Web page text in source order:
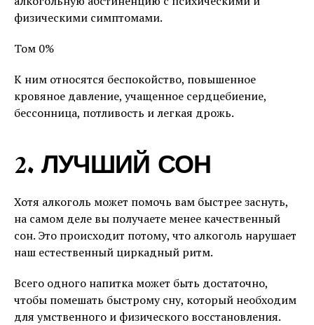
физическими симптомами.
Том 0%
К ним относятся беспокойство, повышенное
кровяное давление, учащенное сердцебиение,
бессонница, потливость и легкая дрожь.
2. ЛУЧШИЙ СОН
Хотя алкоголь может помочь вам быстрее заснуть,
на самом деле вы получаете менее качественный
сон. Это происходит потому, что алкоголь нарушает
наш естественный циркадный ритм.
Всего одного напитка может быть достаточно,
чтобы помешать быстрому сну, который необходим
для умственного и физического восстановления.